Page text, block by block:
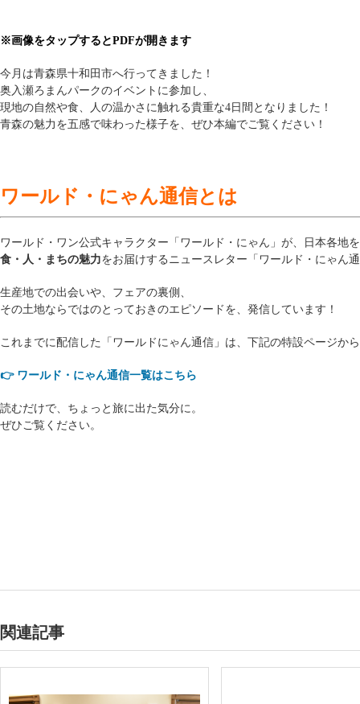
※画像をタップするとPDFが開きます
今月は青森県十和田市へ行ってきました！
奥入瀬ろまんパークのイベントに参加し、
現地の自然や食、人の温かさに触れる貴重な4日間となりました！
青森の魅力を五感で味わった様子を、ぜひ本編でご覧ください！
ワールド・にゃん通信とは
ワールド・ワン公式キャラクター「ワールド・にゃん」が、日本各地
食・人・まちの魅力をお届けするニュースレター「ワールド・にゃん
生産地での出会いや、フェアの裏側、
その土地ならではのとっておきのエピソードを、発信しています！
これまでに配信した「ワールドにゃん通信」は、下記の特設ページか
👉 ワールド・にゃん通信一覧はこちら
読むだけで、ちょっと旅に出た気分に。
ぜひご覧ください。
関連記事